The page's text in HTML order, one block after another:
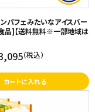
パフェみたいなアイスバー
品]【送料無料※一部地域は
（税込）
カートに入れる